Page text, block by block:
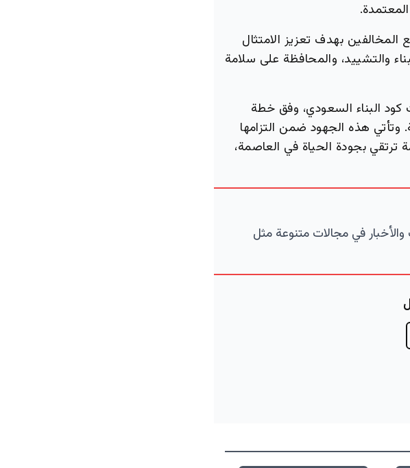
بهدف تعزيز الامتثال
والتشييد، والمحافظة على سلامة
كود البناء السعودي، وفق خطة
وتأتي هذه الجهود ضمن التزامها
ترتقي بجودة الحياة في العاصمة،
في مجالات متنوعة مثل